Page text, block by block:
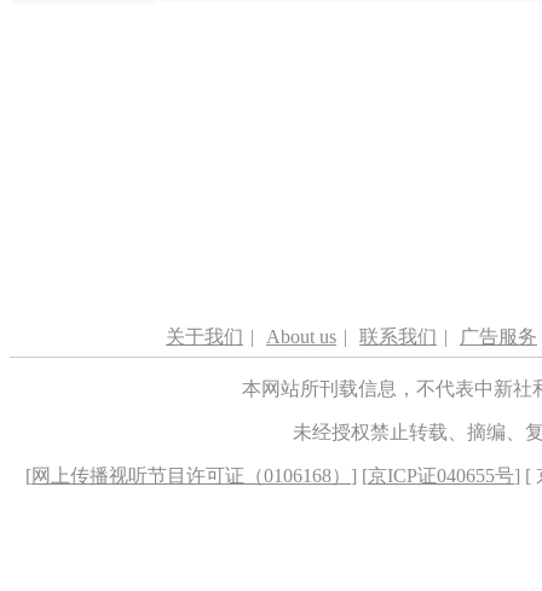
关于我们 | About us | 联系我们 | 广告服务
本网站所刊载信息，不代表中新
未经授权禁止转载、摘编、
[网上传播视听节目许可证（0106168） ] [京ICP证040655号] [